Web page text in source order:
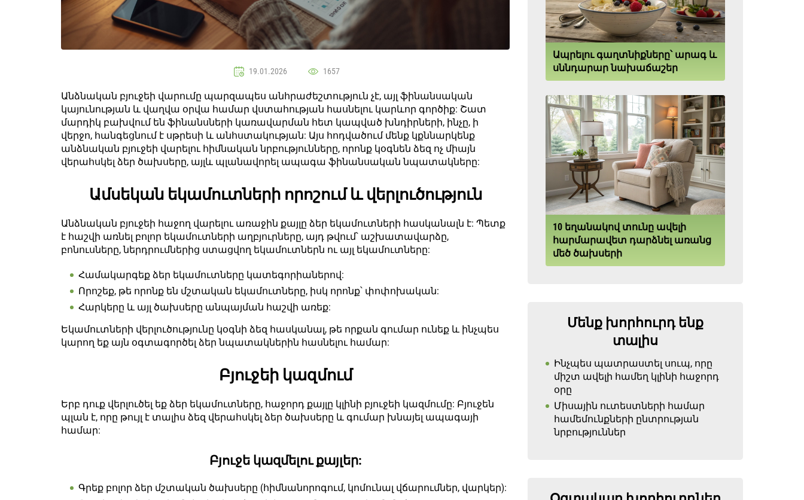
19.01.2026 1657
Անձնական բյուջեի վարումը պարզապես անհրաժեշտություն չէ, այլ ֆինանսական
կայունության և վաղվա օրվա համար վստահության հասնելու կարևոր գործիք: Շատ
մարդիկ բախվում են ֆինանսների կառավարման հետ կապված խնդիրների, ինչը, ի
վերջո, հանգեցնում է սթրեսի և անհստակության: Այս հոդվածում մենք կքննարկենք
անձնական բյուջեի վարելու հիմնական նրբությունները, որոնք կօգնեն ձեզ ոչ միայն
վերահսկել ձեր ծախսերը, այլև պլանավորել ապագա ֆինանսական նպատակները:
Ամսեկան եկամուտների որոշում և վերլուծություն
Անձնական բյուջեի հաջող վարելու առաջին քայլը ձեր եկամուտների հասկանալն է: Պետք
է հաշվի առնել բոլոր եկամուտների աղբյուրները, այդ թվում՝ աշխատավարձը,
բոնուսները, ներդրումներից ստացվող եկամուտներն ու այլ եկամուտները:
Համակարգեք ձեր եկամուտները կատեգորիաներով:
Որոշեք, թե որոնք են մշտական եկամուտները, իսկ որոնք՝ փոփոխական:
Հարկերը և այլ ծախսերը անպայման հաշվի առեք:
Եկամուտների վերլուծությունը կօգնի ձեզ հասկանալ, թե որքան գումար ունեք և ինչպես
կարող եք այն օգտագործել ձեր նպատակներին հասնելու համար:
Բյուջեի կազմում
Երբ դուք վերլուծել եք ձեր եկամուտները, հաջորդ քայլը կլինի բյուջեի կազմումը: Բյուջեն
պլան է, որը թույլ է տալիս ձեզ վերահսկել ձեր ծախսերը և գումար խնայել ապագայի
համար:
Բյուջե կազմելու քայլեր:
Գրեք բոլոր ձեր մշտական ծախսերը (հիմնանորոգում, կոմունալ վճարումներ, վարկեր):
Ապրելու գաղտնիքները՝ արագ և
սննդարար նախաճաշեր
10 եղանակով տունը ավելի
հարմարավետ դարձնել առանց
մեծ ծախսերի
Մենք խորհուրդ ենք
տալիս
Ինչպես պատրաստել սուպ, որը
միշտ ավելի համեղ կլինի հաջորդ
օրը
Միսային ուտեստների համար
համեմունքների ընտրության
նրբություններ